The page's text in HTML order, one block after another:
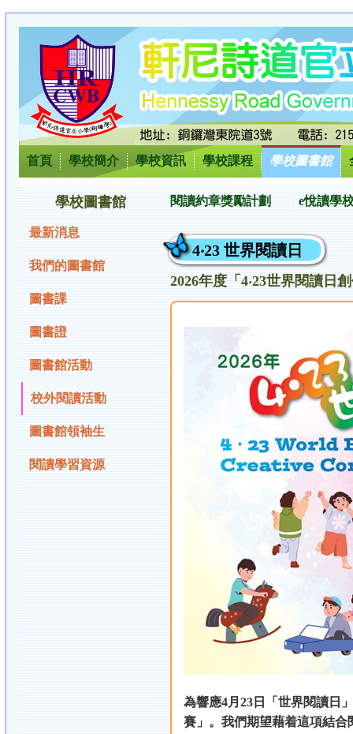
首頁 學校簡介 學校資訊 學校課程 學校圖書館
學校圖書館
最新消息
我們的圖書館
圖書課
圖書證
圖書館活動
校外閱讀活動
圖書館領袖生
閱讀學習資源
閱讀約章獎勵計劃 e悅讀學
4‧23 世界閱讀日
2026年度「4‧23世界閱讀日
為響應4月23日「世界閱讀日
賽」。我們期望藉着這項結